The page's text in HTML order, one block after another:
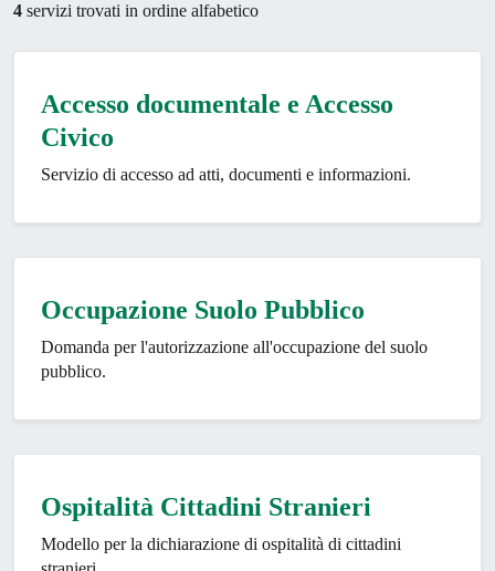
4 servizi trovati in ordine alfabetico
Accesso documentale e Accesso
Civico
Servizio di accesso ad atti, documenti e informazioni.
Occupazione Suolo Pubblico
Domanda per l'autorizzazione all'occupazione del suolo
pubblico.
Ospitalità Cittadini Stranieri
Modello per la dichiarazione di ospitalità di cittadini